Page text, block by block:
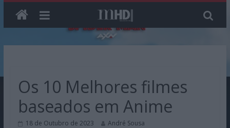
contentOs 10 Melhores filmes
baseados em Anime
18 de Outubro de 2023 André Sousa